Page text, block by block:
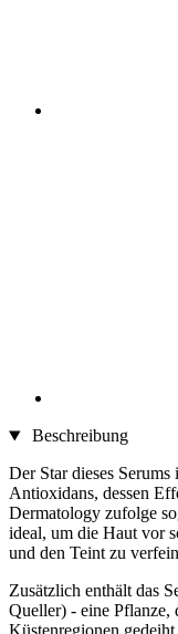
Beschreibung
Der Star dieses
Antioxidans, dessen
Dermatology zufolge
ideal, um die Haut vor
und den Teint zu
Zusätzlich enthält das
Queller) - eine Pflanze,